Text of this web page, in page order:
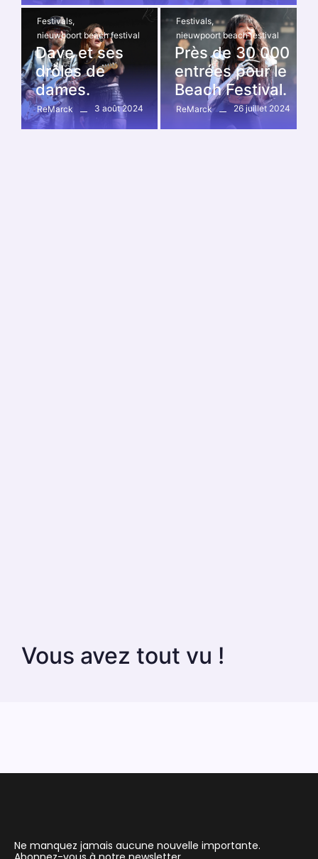
Festivals,
nieuwpoort beach festival
Dave et ses
drôles de
dames.
ReMarck 3 août 2024
Festivals,
nieuwpoort beach festival
Près de 30 000
entrées pour le
Beach Festival.
ReMarck 26 juillet 2024
Vous avez tout vu !
Ne manquez jamais aucune nouvelle importante.